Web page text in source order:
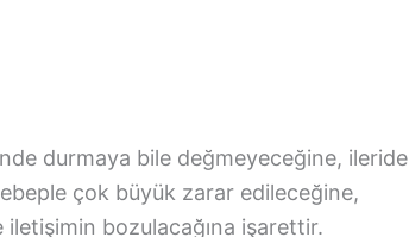
durmaya bile değmeyeceğine, ileride
çok büyük zarar edileceğine,
iletişimin bozulacağına işarettir.